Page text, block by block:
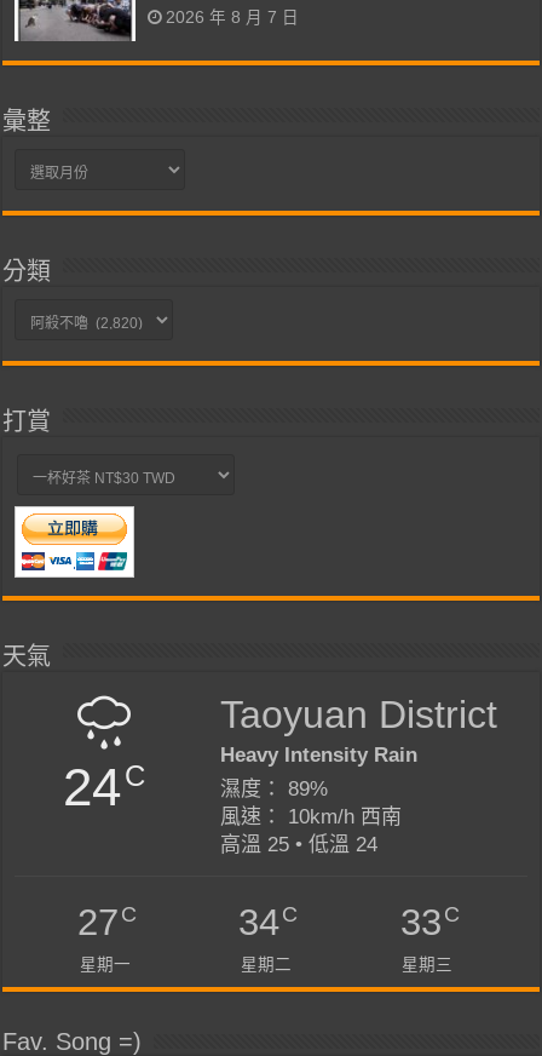
2026 年 8 月 7 日
彙整
彙
分類
分
打賞
天氣
24C
Taoyuan District
Heavy Intensity Rain
濕度： 89%
風速： 10km/h 西南
高溫 25 • 低溫 24
27C
星期一
34C
星期二
33C
星期三
Fav. Song =)